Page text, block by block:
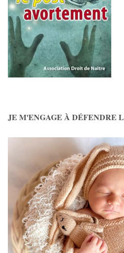
JE M'ENGAGE À DÉFENDRE